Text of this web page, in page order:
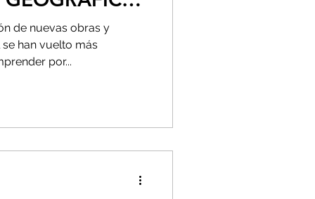
LA
de nuevas obras y
han vuelto más
por...